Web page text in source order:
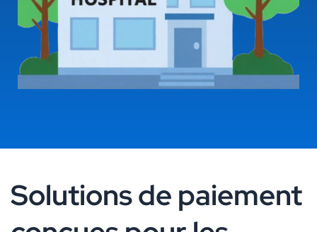
Solutions de paiement